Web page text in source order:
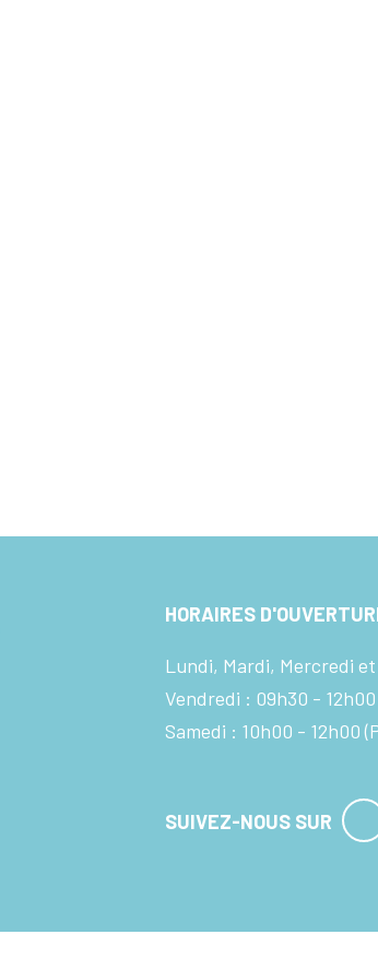
HORAIRES
Lundi, Mardi, Mercredi
Vendredi : 09h30 - 12h00
Samedi : 10h00 - 12h00
SUIVEZ-NOUS SUR